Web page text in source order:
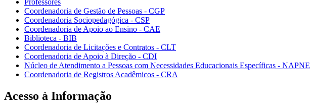
Coordenadoria de Gestão de Pessoas - CGP
Coordenadoria Sociopedagógica - CSP
Coordenadoria de Apoio ao Ensino - CAE
Biblioteca - BIB
Coordenadoria de Licitações e Contratos - CLT
Coordenadoria de Apoio à Direção - CDI
Núcleo de Atendimento a Pessoas com Necessidades Educacionais Específicas - NAPNE
Coordenadoria de Registros Acadêmicos - CRA
Acesso à Informação